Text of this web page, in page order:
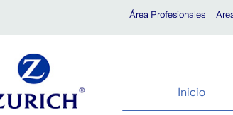
Área Profesionales
Inicio